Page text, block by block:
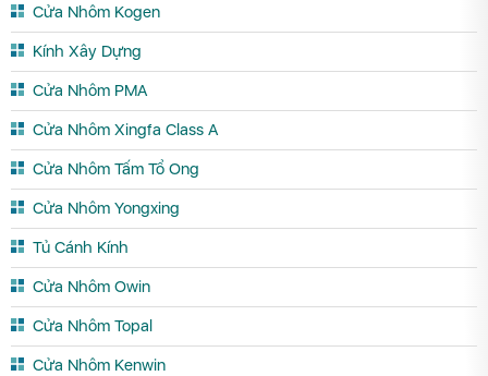
Cửa Nhôm Kogen
Kính Xây Dựng
Cửa Nhôm PMA
Cửa Nhôm Xingfa Class A
Cửa Nhôm Tấm Tổ Ong
Cửa Nhôm Yongxing
Tủ Cánh Kính
Cửa Nhôm Owin
Cửa Nhôm Topal
Cửa Nhôm Kenwin